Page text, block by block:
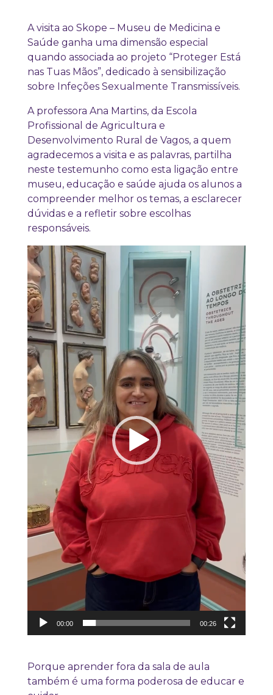
A visita ao Skope – Museu de Medicina e
Saúde ganha uma dimensão especial
quando associada ao projeto “Proteger Está
nas Tuas Mãos”, dedicado à sensibilização
sobre Infeções Sexualmente Transmissíveis.
A professora Ana Martins, da Escola
Profissional de Agricultura e
Desenvolvimento Rural de Vagos, a quem
agradecemos a visita e as palavras, partilha
neste testemunho como esta ligação entre
museu, educação e saúde ajuda os alunos a
compreender melhor os temas, a esclarecer
dúvidas e a refletir sobre escolhas
responsáveis.
Reprodutor
de
vídeo
00:00 00:26
Porque aprender fora da sala de aula
também é uma forma poderosa de educar e